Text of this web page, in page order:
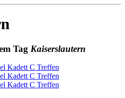
Tag Kaiserslautern
Kadett C Treffen
Kadett C Treffen
Kadett C Treffen